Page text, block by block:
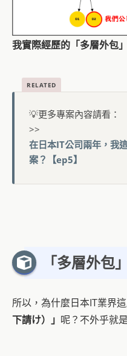
我實際經歷的「多層外包
💡更多專案內容請看：
>>
在日本IT公司兩年，我
案？【ep5】
「多層外包
所以，為什麼日本IT業界
下請け）」 呢？不外乎就